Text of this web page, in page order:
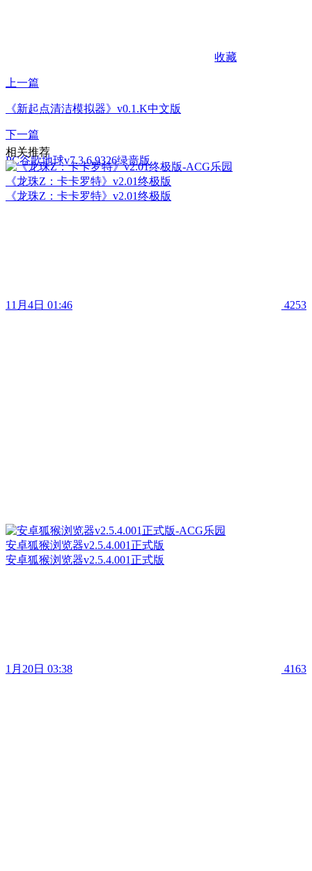
收藏
上一篇
《新起点清洁模拟器》v0.1.K中文版
下一篇
PC谷歌地球v7.3.6.9326绿啬版
相关推荐
《龙珠Z：卡卡罗特》v2.01终极版
《龙珠Z：卡卡罗特》v2.01终极版
11月4日 01:46 4253
安卓狐猴浏览器v2.5.4.001正式版
安卓狐猴浏览器v2.5.4.001正式版
1月20日 03:38 4163